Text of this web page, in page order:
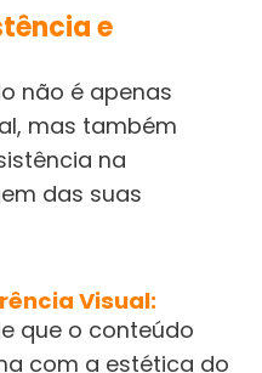
e
não é apenas
mas também
na
das suas
Visual:
que o conteúdo
com a estética do